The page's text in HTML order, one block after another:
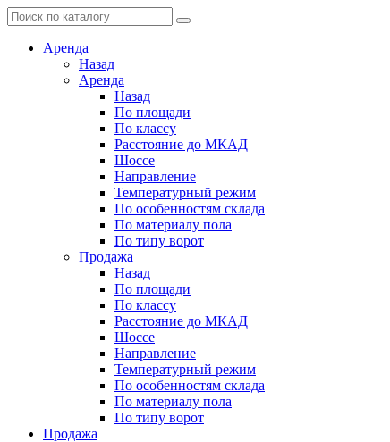
Аренда
Назад
Аренда
Назад
По площади
По классу
Расстояние до МКАД
Шоссе
Направление
Температурный режим
По особенностям склада
По материалу пола
По типу ворот
Продажа
Назад
По площади
По классу
Расстояние до МКАД
Шоссе
Направление
Температурный режим
По особенностям склада
По материалу пола
По типу ворот
Продажа